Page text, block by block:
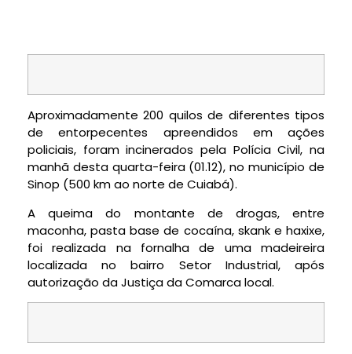
Aproximadamente 200 quilos de diferentes tipos
de entorpecentes apreendidos em ações
policiais, foram incinerados pela Polícia Civil, na
manhã desta quarta-feira (01.12), no município de
Sinop (500 km ao norte de Cuiabá).
A queima do montante de drogas, entre
maconha, pasta base de cocaína, skank e haxixe,
foi realizada na fornalha de uma madeireira
localizada no bairro Setor Industrial, após
autorização da Justiça da Comarca local.